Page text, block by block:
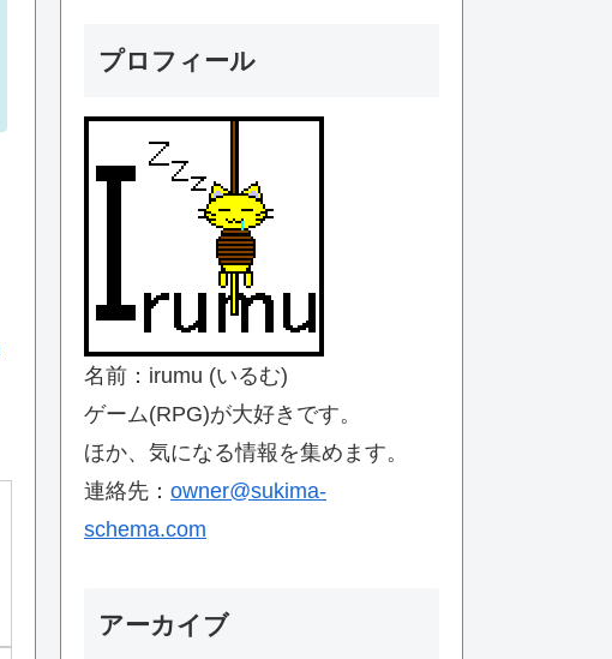
プロフィール
名前：irumu (いるむ)
ゲーム(RPG)が大好きです。
ほか、気になる情報を集めます。
連絡先： owner@sukima-
schema.com
アーカイブ